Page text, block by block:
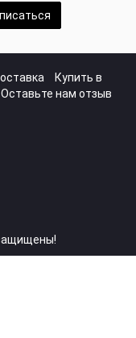
Купить в
Оставьте нам отзыв